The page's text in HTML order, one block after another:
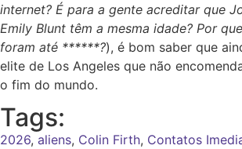
internet? É para a gente acreditar que
Emily Blunt têm a mesma idade? Por
foram até ******?), é bom saber que
elite de Los Angeles que não
o fim do mundo.
Tags:
2026, aliens, Colin Firth, Contatos